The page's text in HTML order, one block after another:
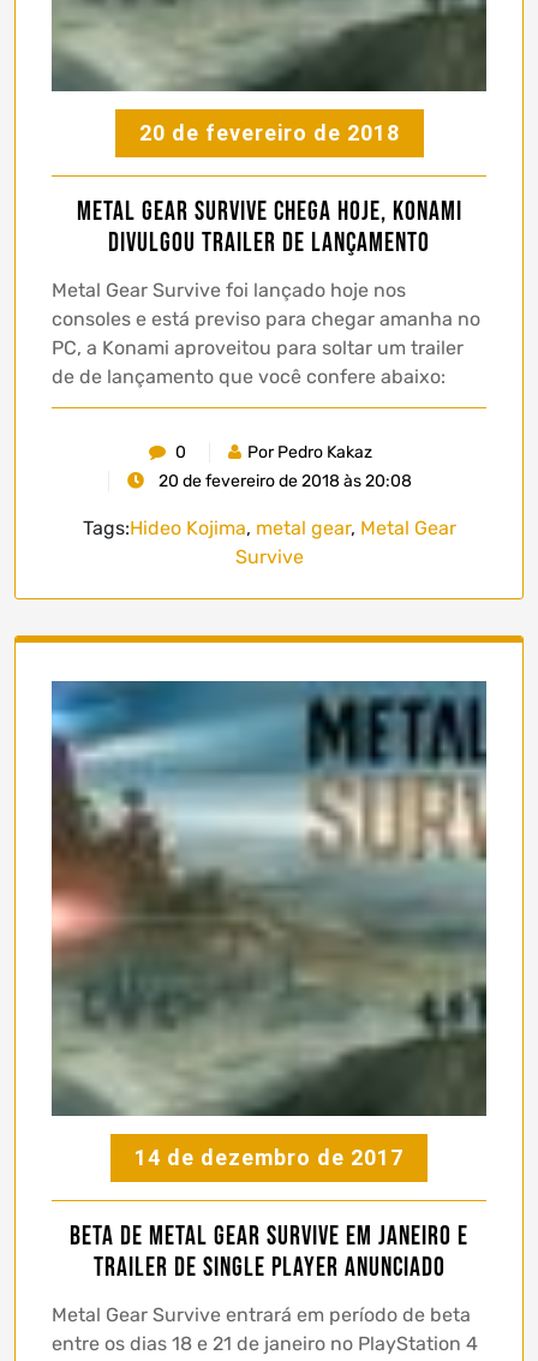
20 de fevereiro de 2018
Metal Gear Survive chega hoje, Konami
divulgou trailer de lançamento
Metal Gear Survive foi lançado hoje nos
consoles e está previso para chegar amanha no
PC, a Konami aproveitou para soltar um trailer
de de lançamento que você confere abaixo:
0
Por Pedro Kakaz
20 de fevereiro de 2018 às 20:08
Tags:Hideo Kojima, metal gear, Metal Gear
Survive
14 de dezembro de 2017
Beta de Metal Gear Survive em Janeiro e
trailer de single player anunciado
Metal Gear Survive entrará em período de beta
entre os dias 18 e 21 de janeiro no PlayStation 4